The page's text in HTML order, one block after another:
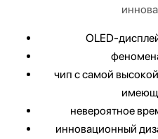
OLED-
чип с самой
невероятное
инновационный